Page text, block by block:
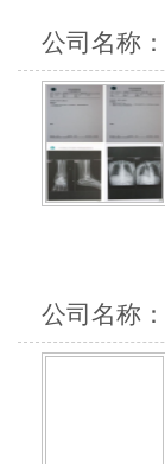
公司名称：
公司名称：